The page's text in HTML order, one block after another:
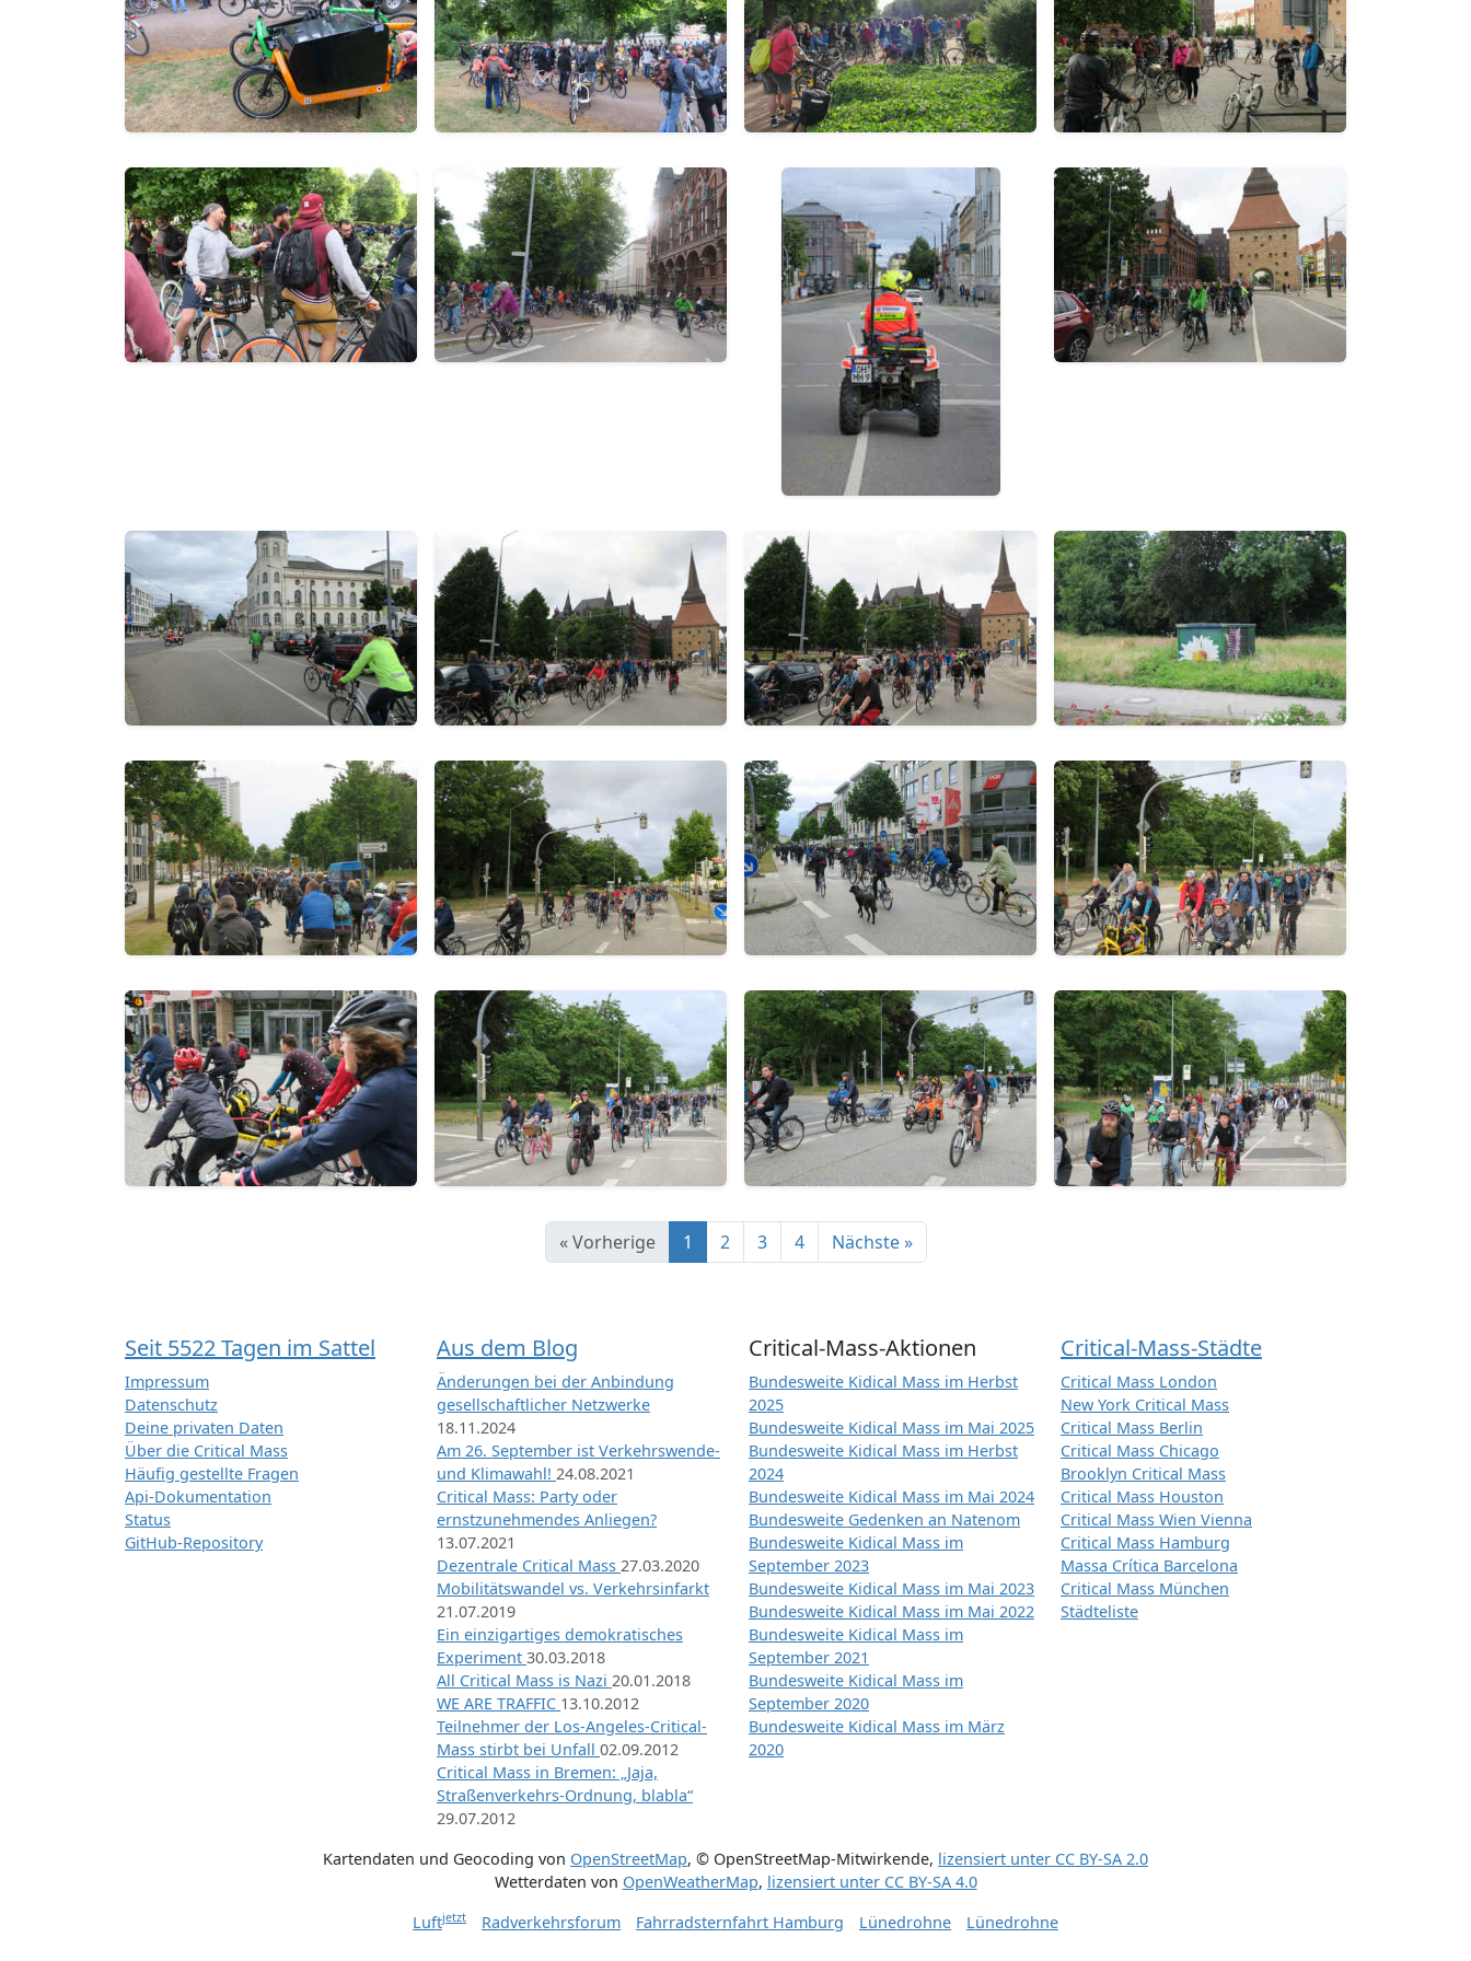
« Vorherige 1 2 3 4 Nächste »
Seit 5522 Tagen im Sattel
Impressum
Datenschutz
Deine privaten Daten
Über die Critical Mass
Häufig gestellte Fragen
Api-Dokumentation
Status
GitHub-Repository
Aus dem Blog
Änderungen bei der Anbindung
gesellschaftlicher Netzwerke
18.11.2024
Am 26. September ist Verkehrswende-
und Klimawahl! 24.08.2021
Critical Mass: Party oder
ernstzunehmendes Anliegen?
13.07.2021
Dezentrale Critical Mass 27.03.2020
Mobilitätswandel vs. Verkehrsinfarkt
21.07.2019
Ein einzigartiges demokratisches
Experiment 30.03.2018
All Critical Mass is Nazi 20.01.2018
WE ARE TRAFFIC 13.10.2012
Teilnehmer der Los-Angeles-Critical-
Mass stirbt bei Unfall 02.09.2012
Critical Mass in Bremen: „Jaja,
Straßenverkehrs-Ordnung, blabla“
29.07.2012
Critical-Mass-Aktionen
Bundesweite Kidical Mass im Herbst
2025
Bundesweite Kidical Mass im Mai 2025
Bundesweite Kidical Mass im Herbst
2024
Bundesweite Kidical Mass im Mai 2024
Bundesweite Gedenken an Natenom
Bundesweite Kidical Mass im
September 2023
Bundesweite Kidical Mass im Mai 2023
Bundesweite Kidical Mass im Mai 2022
Bundesweite Kidical Mass im
September 2021
Bundesweite Kidical Mass im
September 2020
Bundesweite Kidical Mass im März
2020
Critical-Mass-Städte
Critical Mass London
New York Critical Mass
Critical Mass Berlin
Critical Mass Chicago
Brooklyn Critical Mass
Critical Mass Houston
Critical Mass Wien Vienna
Critical Mass Hamburg
Massa Crítica Barcelona
Critical Mass München
Städteliste
Kartendaten und Geocoding von OpenStreetMap, © OpenStreetMap-Mitwirkende, lizensiert unter CC BY-SA 2.0
Wetterdaten von OpenWeatherMap, lizensiert unter CC BY-SA 4.0
Luftjetzt Radverkehrsforum Fahrradsternfahrt Hamburg Lünedrohne Lünedrohne